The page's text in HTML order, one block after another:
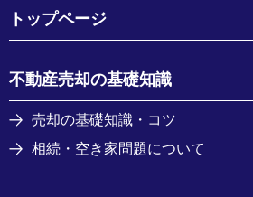
トップページ
不動産売却の基礎知識
売却の基礎知識・コツ
相続・空き家問題について